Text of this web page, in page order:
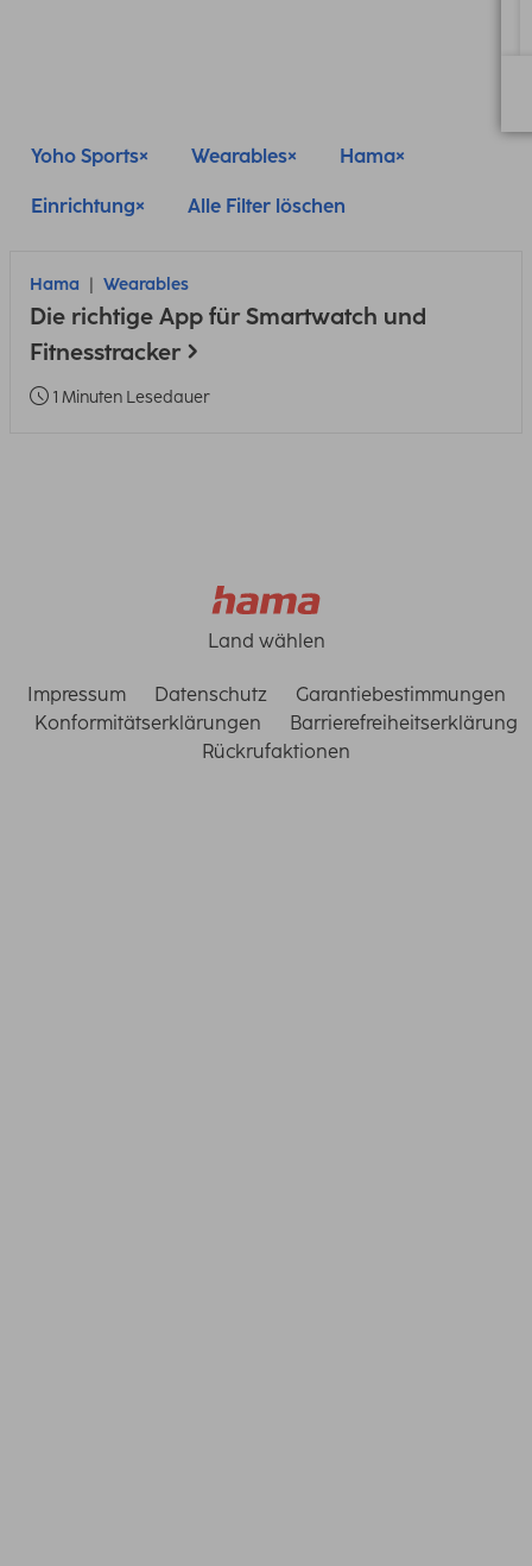
Yoho Sports Wearables Hama
Einrichtung Alle Filter löschen
Hama Wearables
Die richtige App für Smartwatch und
Fitnesstracker
1 Minuten Lesedauer
Land wählen
Impressum Datenschutz
Garantiebestimmungen
Konformitätserklärungen
Barrierefreiheitserklärung
Rückrufaktionen